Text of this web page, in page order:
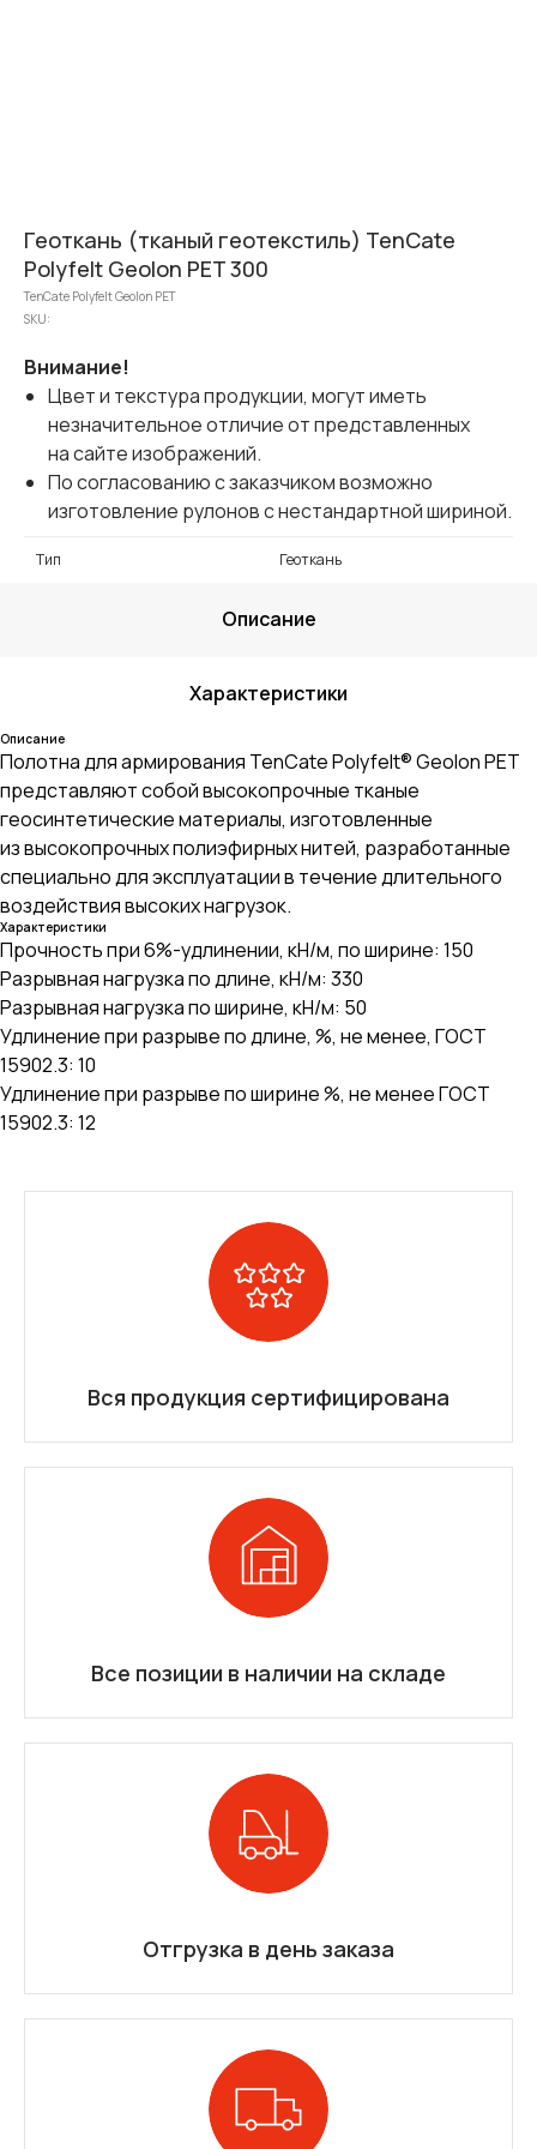
Геоткань (тканый геотекстиль) TenCate
Polyfelt Geolon PET 300
TenCate Polyfelt Geolon PET
SKU:
Внимание!
Цвет и текстура продукции, могут иметь
незначительное отличие от представленных
на сайте изображений.
По согласованию с заказчиком возможно
изготовление рулонов с нестандартной шириной.
Тип Геоткань
Описание
Характеристики
Описание
Полотна для армирования TenCate Polyfelt® Geolon PET
представляют собой высокопрочные тканые
геосинтетические материалы, изготовленные
из высокопрочных полиэфирных нитей, разработанные
специально для эксплуатации в течение длительного
воздействия высоких нагрузок.
Характеристики
Прочность при 6%-удлинении, кН/м, по ширине: 150
Разрывная нагрузка по длине, кН/м: 330
Разрывная нагрузка по ширине, кН/м: 50
Удлинение при разрыве по длине, %, не менее, ГОСТ
15902.3: 10
Удлинение при разрыве по ширине %, не менее ГОСТ
15902.3: 12
Вся продукция сертифицирована
Все позиции в наличии на складе
Отгрузка в день заказа